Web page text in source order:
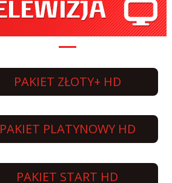
PAKIET ZŁOTY+ HD
PAKIET PLATYNOWY HD
PAKIET START HD